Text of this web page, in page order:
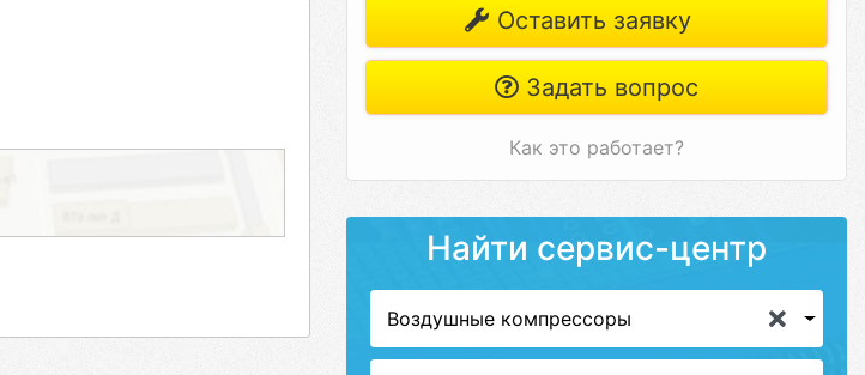
Оставить заявку
Задать вопрос
Как это работает?
Найти сервис-центр
Воздушные компрессоры